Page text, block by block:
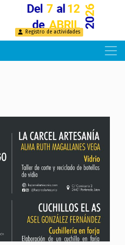
Pasar
contenido
Registro de actividades